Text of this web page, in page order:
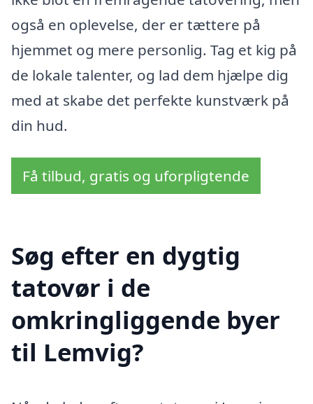
også en oplevelse, der er tættere på
hjemmet og mere personlig. Tag et kig på
de lokale talenter, og lad dem hjælpe dig
med at skabe det perfekte kunstværk på
din hud.
Få tilbud, gratis og uforpligtende
Søg efter en dygtig
tatovør i de
omkringliggende byer
til Lemvig?